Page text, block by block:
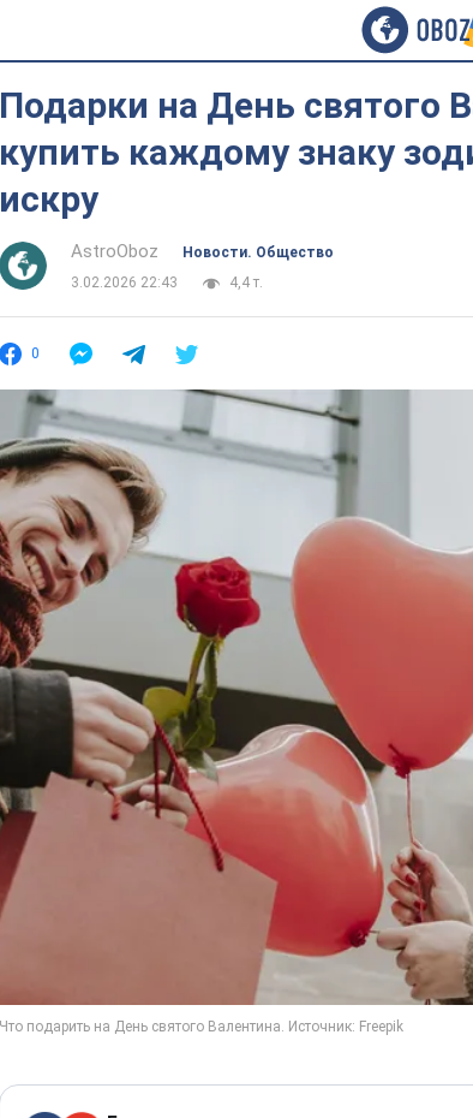
Подарки на День святого
купить каждому знаку
искру
AstroOboz
Новости. Общество
3.02.2026 22:43
4,4 т.
0